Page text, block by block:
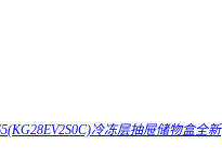
冷冻层抽屉储物盒全新